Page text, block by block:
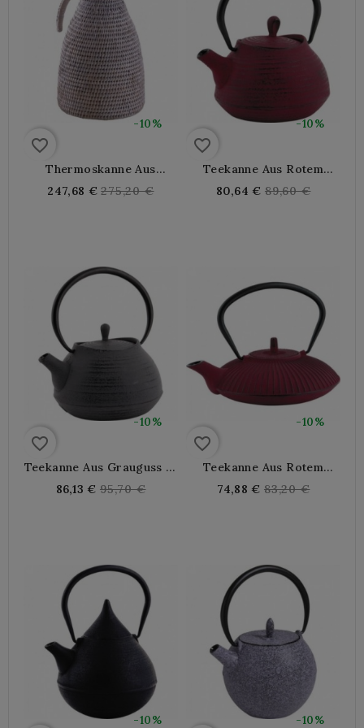
-10%
favorite_border
Thermoskanne Aus
Edelstahl Und Weißem
Rattan
247,68 € Regular
275,20 €
-10%
favorite_border
Teekanne Aus Rotem
Gusseisen 0,7 Liter
80,64 € Regular
89,60 €
-10%
favorite_border
Teekanne Aus Grauguss 1,1
Liter
86,13 € Regular
95,70 €
-10%
favorite_border
Teekanne Aus Rotem
Gusseisen 0,8 Liter
74,88 € Regular
83,20 €
-10% -10%